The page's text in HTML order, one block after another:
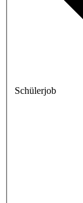
Schülerjob